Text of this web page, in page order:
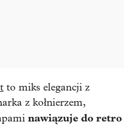
to miks elegancji z
z kołnierzem,
nawiązuje do retro